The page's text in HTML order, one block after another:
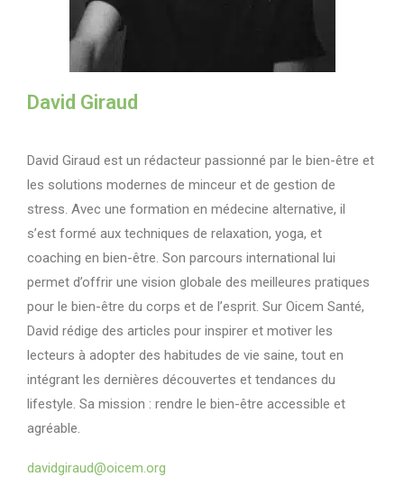
David Giraud
David Giraud est un rédacteur passionné par le bien-être et
les solutions modernes de minceur et de gestion de
stress. Avec une formation en médecine alternative, il
s’est formé aux techniques de relaxation, yoga, et
coaching en bien-être. Son parcours international lui
permet d’offrir une vision globale des meilleures pratiques
pour le bien-être du corps et de l’esprit. Sur Oicem Santé,
David rédige des articles pour inspirer et motiver les
lecteurs à adopter des habitudes de vie saine, tout en
intégrant les dernières découvertes et tendances du
lifestyle. Sa mission : rendre le bien-être accessible et
agréable.
davidgiraud@oicem.org